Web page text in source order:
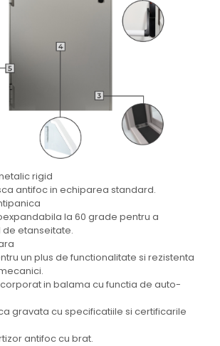
rigid
antifoc in echiparea standard.
la 60 grade pentru a
etanseitate.
un plus de functionalitate si rezistenta
in balama cu functia de auto-
gravata cu specificatiile si certificarile
antifoc cu brat.